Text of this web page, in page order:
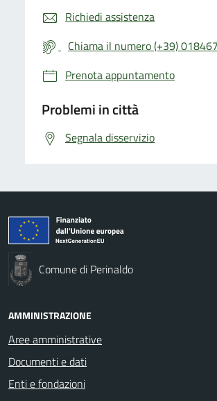
Richiedi assistenza
Chiama il numero (+39)
Prenota appuntamento
Problemi in città
Segnala disservizio
Comune di Perinaldo
AMMINISTRAZIONE
Aree amministrative
Documenti e dati
Enti e fondazioni